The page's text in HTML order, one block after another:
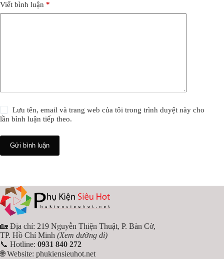
Viết bình luận *
Lưu tên, email và trang web của tôi trong trình duyệt này cho
lần bình luận tiếp theo.
Gửi bình luận
🏡 Địa chỉ: 219 Nguyễn Thiện Thuật, P. Bàn Cờ,
TP. Hồ Chí Minh (Xem đường đi)
📞 Hotline: 0931 840 272
🌐 Website: phukiensieuhot.net